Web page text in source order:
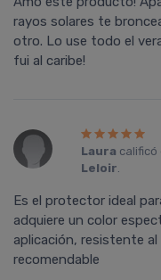
rayos solares te
otro. Lo use todo el
fui al caribe!
Laura calificó
Leloir.
Es el protector ideal
adquiere un color
aplicación, resistente al
recomendable